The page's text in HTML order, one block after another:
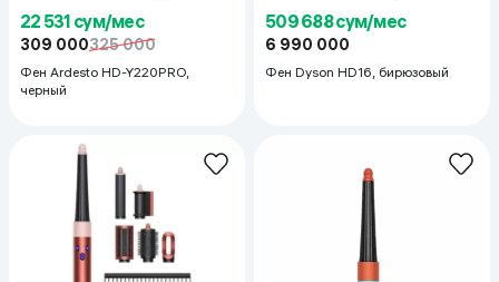
22 531 сум/мес
309 000325 000
Фен Ardesto HD-Y220PRO,
черный
509 688 сум/мес
6 990 000
Фен Dyson HD16, бирюзовый